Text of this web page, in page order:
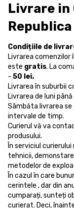
Livrare in
Condițiile de
Livrarea comenzilor
este gratis. La
- 50 lei.
Livrarea în suburbii
Livrarea de luni
Sâmbăta livrarea
intervale de timp.
Curierul vă va
produsului.
În serviciul
tehnicii,
metodelor de
În cazul în care
cerintele , dar din
cumparați, sunteți
curierat. Deci,